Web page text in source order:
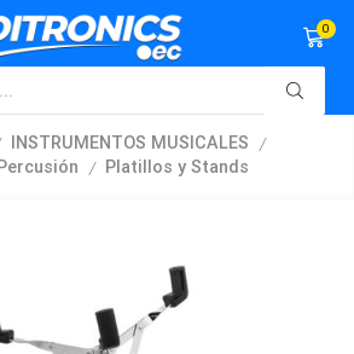
0
INSTRUMENTOS MUSICALES /
/ Platillos y Stands